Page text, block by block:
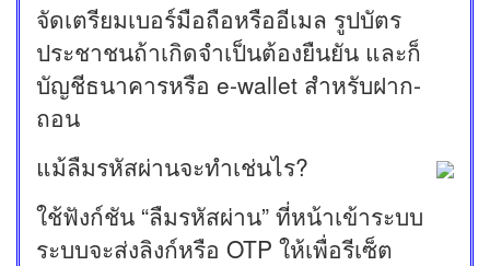
จัดเตรียมเบอร์มือถือหรืออีเมล รูปบัตร
ประชาชนถ้าเกิดจำเป็นต้องยืนยัน และก็
บัญชีธนาคารหรือ e-wallet สำหรับฝาก-
ถอน
แม้ลืมรหัสผ่านจะทำเช่นไร?
ใช้ฟังก์ชัน “ลืมรหัสผ่าน” ที่หน้าเข้าระบบ
ระบบจะส่งลิงก์หรือ OTP ให้เพื่อรีเซ็ต